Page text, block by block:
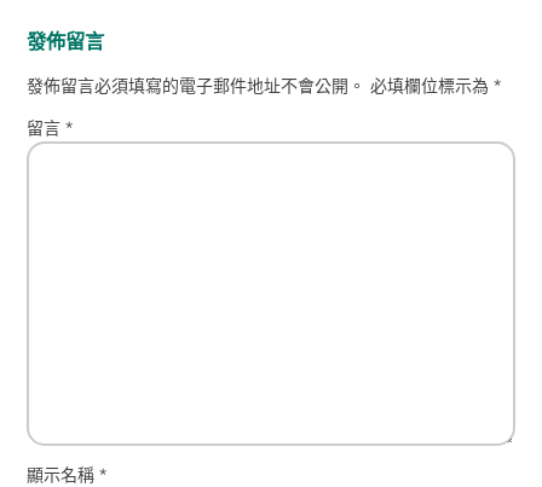
發佈留言
發佈留言必須填寫的電子郵件地址不會公開。 必填欄位標示為*
留言*
顯示名稱*